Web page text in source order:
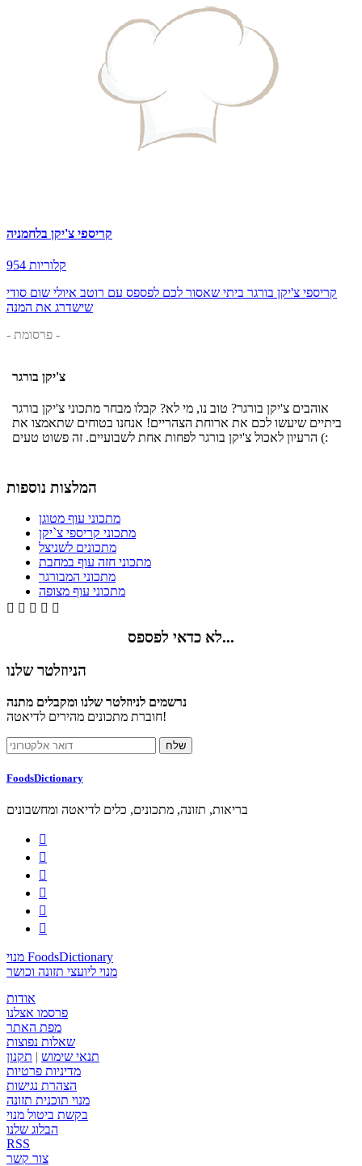
קריספי צ'יקן בלחמניה
954 קלוריות
קריספי צ'יקן בורגר ביתי שאסור לכם לפספס עם רוטב איולי שום סודי
שישדרג את המנה
- פרסומת -
צ'יקן בורגר
אוהבים צ'יקן בורגר? טוב נו, מי לא? קבלו מבחר מתכוני צ'יקן בורגר
ביתיים שיעשו לכם את ארוחת הצהריים! אנחנו בטוחים שתאמצו את
הרעיון לאכול צ'יקן בורגר לפחות אחת לשבועיים. זה פשוט טעים (:
המלצות נוספות
מתכוני עוף מטוגן
מתכוני קריספי צ`יקן
מתכונים לשניצל
מתכוני חזה עוף במחבת
מתכוני המבורגר
מתכוני עוף מצופה
    
לא כדאי לפספס...
הניוזלטר שלנו
נרשמים לניוזלטר שלנו ומקבלים מתנה
חוברת מתכונים מהירים לדיאטה!
FoodsDictionary
בריאות, תזונה, מתכונים, כלים לדיאטה ומחשבונים






מנוי FoodsDictionary
מנוי ליועצי תזונה וכושר
אודות
פרסמו אצלנו
מפת האתר
שאלות נפוצות
תנאי שימוש | תקנון
מדיניות פרטיות
הצהרת נגישות
מנוי תוכנית תזונה
בקשת ביטול מנוי
הבלוג שלנו
RSS
צור קשר